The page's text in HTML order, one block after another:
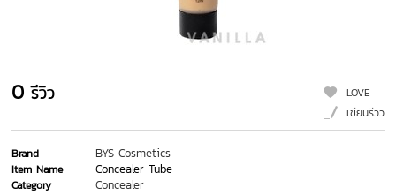
0 รีวิว
LOVE
เขียนรีวิว
Brand BYS Cosmetics
Item Name Concealer Tube
Category Concealer